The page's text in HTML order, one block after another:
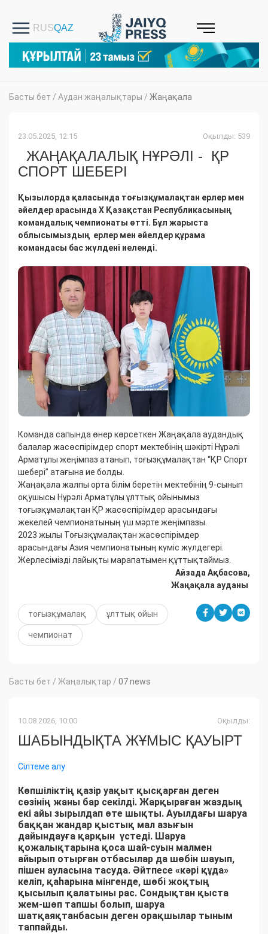
Басты бет / Аудан жаңалықтары / Жаңақала
23.05.2025, 12:15 Оқылды: 539
ЖАҢАҚАЛАЛЫҚ НҰРӘЛІ - ҚР
СПОРТ ШЕБЕРІ
Қызылорда қаласында тоғызқұмалақтан ерлер мен
әйелдер арасында X Қазақстан Республикасының
командалық чемпионаты өтті. Бұл жарыста
облысымыздың ерлер мен әйелдер құрама
командасы бас жүлдені иеленді.
Команда сапында өнер көрсеткен Жаңақала аудандық
балалар жасөспірімдер спорт мектебінің шәкірті Нұрәлі
Арматұлы жеңімпаз атанып, тоғызқұмалақтан “ҚР Спорт
шебері” атағына ие болды.
Жаңақала жалпы орта білім беретін мектебінің 9-сынып
оқушысы Нұрәлі Арматұлы ұлттық ойынымыз
тоғызқұмалақтан ҚР жасөспірімдер арасындағы
жекелей чемпионатының үш мәрте жеңімпазы.
2023 жылы Тоғызқұмалақтан жасөспірімдер
арасындағы Азия чемпионатының күміс жүлдегері.
Жерлесімізді лайықты марапатымен құттықтаймыз.
Айзада Ақбасова,
Жаңақала ауданы
тоғызқұмалақ ұлттық ойын
чемпионат
Басты бет / Жаңалықтар / 07 news
10.08.2026, 10:00 Оқылды:
ШАБЫНДЫҚТА ЖҰМЫС ҚАУЫРТ
Сілтеме алу
Көпшіліктің қазір уақыт қысқарған деген
сөзінің жаны бар секілді. Жарқыраған жаздың
екі айы зырылдап өте шықты. Ауылдағы шаруа
баққан жандар қыстық мал азығын
дайындауға қарқын үстеді. Шаруа
қожалықтарына қоса шай-суын малмен
айырып отырған отбасылар да шөбін шауып,
пішен ауласына тасуда. Әйтпесе «кәрі құда»
келіп, қаһарына мінгенде, шөбі жоқтың
қысылып қалатыны рас. Сондықтан қыста
жем-шөп тапшы болып, шаруа
шатқаяқтанбасын деген орақшылар тыным
таппайды.